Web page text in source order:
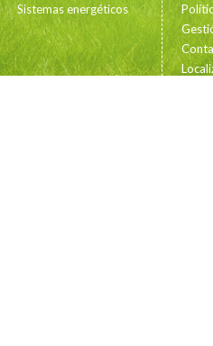
Sistemas energéticos